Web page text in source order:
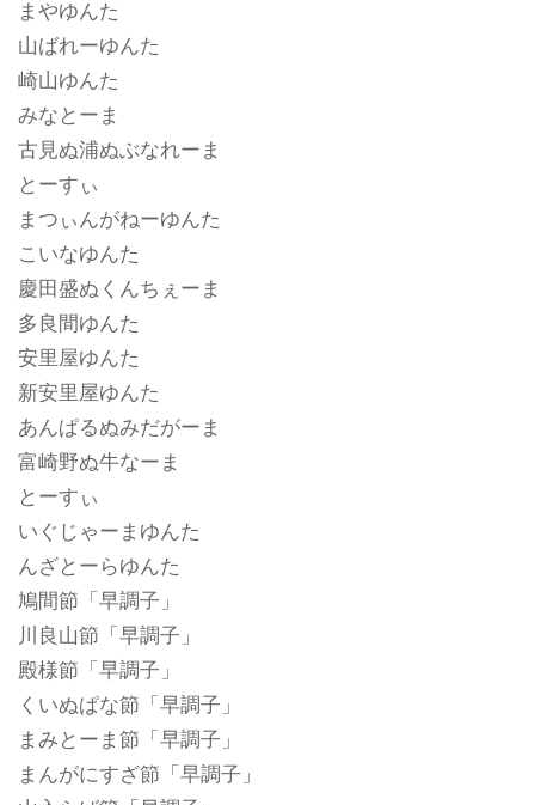
まやゆんた
山ばれーゆんた
崎山ゆんた
みなとーま
古見ぬ浦ぬぶなれーま
とーすぃ
まつぃんがねーゆんた
こいなゆんた
慶田盛ぬくんちぇーま
多良間ゆんた
安里屋ゆんた
新安里屋ゆんた
あんぱるぬみだがーま
富崎野ぬ牛なーま
とーすぃ
いぐじゃーまゆんた
んざとーらゆんた
鳩間節「早調子」
川良山節「早調子」
殿様節「早調子」
くいぬぱな節「早調子」
まみとーま節「早調子」
まんがにすざ節「早調子」